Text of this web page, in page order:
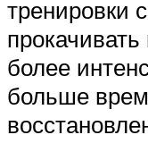
тренировки
более
больше